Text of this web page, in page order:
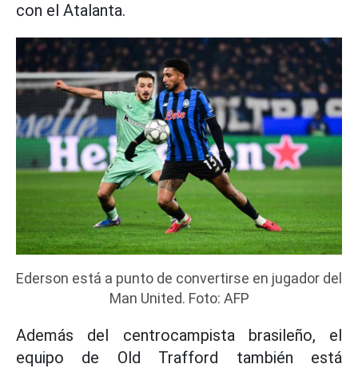
con el Atalanta.
Ederson está a punto de convertirse en jugador del
Man United. Foto: AFP
Además del centrocampista brasileño, el
equipo de Old Trafford también está